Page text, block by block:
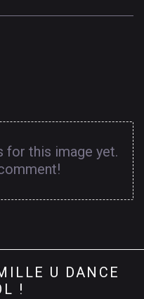
for this image yet.
U DANCE
!